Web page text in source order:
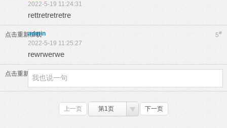
2022-5-19 11:24:31
rettretretretre
点击重新加载 5#
admin
2022-5-19 11:25:27
rewrwerwe
点击重新加载
上一页 第1页 下一页